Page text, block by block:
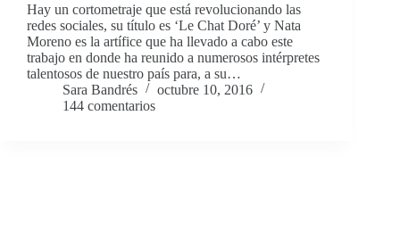
Hay un cortometraje que está revolucionando las
redes sociales, su título es ‘Le Chat Doré’ y Nata
Moreno es la artífice que ha llevado a cabo este
trabajo en donde ha reunido a numerosos intérpretes
talentosos de nuestro país para, a su…
Sara Bandrés
octubre 10, 2016
144 comentarios